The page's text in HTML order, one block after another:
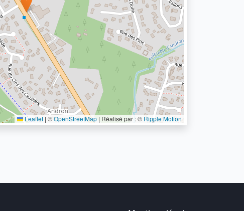
Leaflet | ©OpenStreetMap | Réalisé par : © Ripple Motion